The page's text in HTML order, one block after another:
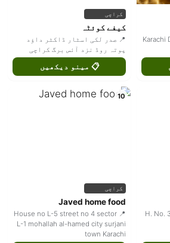
کراچی
کیفے کوئٹہ
📍 صدر لکی اسٹار ڈاکٹر داؤد
پوتہ روڈ نزد آئس برگ کراچی
📋 مینو دیکھیں
📍 H.
10
کراچی
Javed home food
📍 House no L-5 street no 4 sector
L-1 mohallah al-hamed city surjani
town Karachi